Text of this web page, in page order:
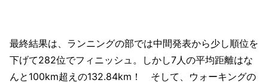
最終結果は、ランニングの部では中間発表から少し順位を
下げて282位でフィニッシュ。しかし7人の平均距離はな
んと100km超えの132.84km！ そして、ウォーキングの